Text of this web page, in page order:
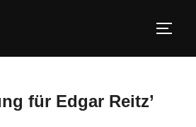
für Edgar Reitz’